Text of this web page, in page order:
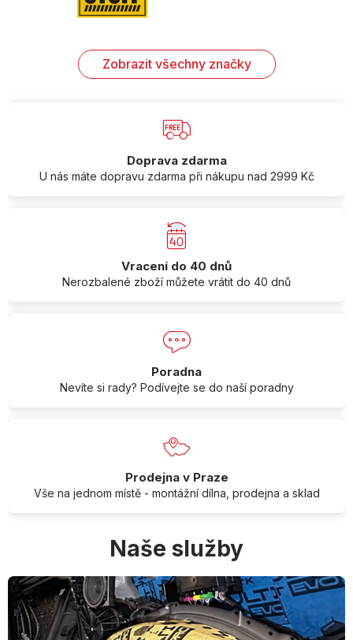
Zobrazit všechny značky
Doprava zdarma
U nás máte dopravu zdarma při nákupu nad 2999 Kč
Vracení do 40 dnů
Nerozbalené zboží můžete vrátit do 40 dnů
Poradna
Nevíte si rady? Podívejte se do naší poradny
Prodejna v Praze
Vše na jednom místě - montážní dílna, prodejna a sklad
Naše služby